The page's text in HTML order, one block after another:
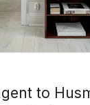
to